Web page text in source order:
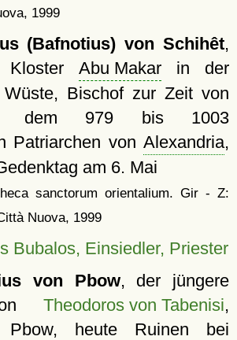
1999
(Bafnotius) von Schihêt,
KlosterAbu Makar in der
Wüste, Bischof zur Zeit von
dem 979 bis 1003
Patriarchen von Alexandria,
am 6. Mai
sanctorum orientalium. Gir - Z:
Nuova, 1999
Bubalos, Einsiedler, Priester
von Pbow, der jüngere
Theodoros von Tabenisi,
heute Ruinen bei